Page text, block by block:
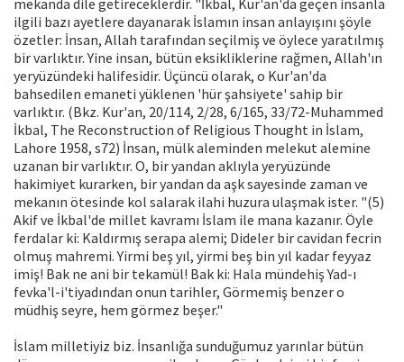
mekanda dile getireceklerdir. "İkbal, Kur'an'da geçen insanla
ilgili bazı ayetlere dayanarak İslamın insan anlayışını şöyle
özetler: İnsan, Allah tarafından seçilmiş ve öylece yaratılmış
bir varlıktır. Yine insan, bütün eksikliklerine rağmen, Allah'ın
yeryüzündeki halifesidir. Üçüncü olarak, o Kur'an'da
bahsedilen emaneti yüklenen 'hür şahsiyete' sahip bir
varlıktır. (Bkz. Kur'an, 20/114, 2/28, 6/165, 33/72-Muhammed
İkbal, The Reconstruction of Religious Thought in İslam,
Lahore 1958, s72) İnsan, mülk aleminden melekut alemine
uzanan bir varlıktır. O, bir yandan aklıyla yeryüzünde
hakimiyet kurarken, bir yandan da aşk sayesinde zaman ve
mekanın ötesinde kol salarak ilahi huzura ulaşmak ister. "(5)
Akif ve İkbal'de millet kavramı İslam ile mana kazanır. Öyle
ferdalar ki: Kaldırmış serapa alemi; Dideler bir cavidan fecrin
olmuş mahremi. Yirmi beş yıl, yirmi beş bin yıl kadar feyyaz
imiş! Bak ne ani bir tekamül! Bak ki: Hala mündehiş Yad-ı
fevka'l-i'tiyadından onun tarihler, Görmemiş benzer o
müdhiş seyre, hem görmez beşer."
İslam milletiyiz biz. İnsanlığa sunduğumuz yarınlar bütün